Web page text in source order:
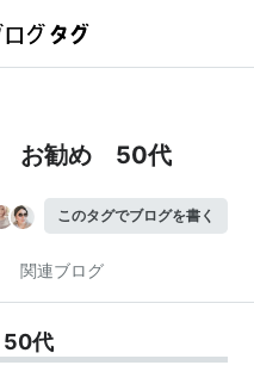
お勧め 50代
このタグでブログを書く
関連ブログ
代